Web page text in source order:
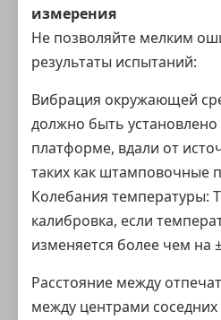
измерения
Не позволяйте мелким
результаты испытаний:
Вибрация окружающей
должно быть
платформе, вдали от
таких как штамповочные
Колебания температуры:
калибровка, если
изменяется более чем на
Расстояние между
между центрами